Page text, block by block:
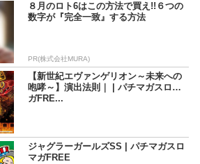
８月のロト6はこの方法で買え!!６つの
数字が『完全一致』する方法
PR(株式会社MURA)
【新世紀エヴァンゲリオン～未来への
咆哮～】演出法則｜ | パチマガスロマ
ガFRE...
ジャグラーガールズSS | パチマガスロ
マガFREE